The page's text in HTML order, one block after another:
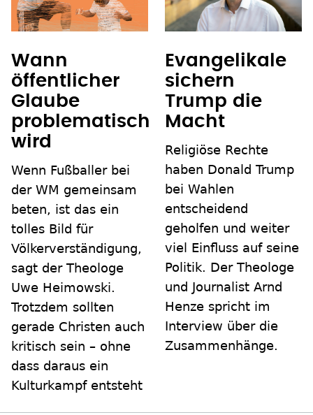
Wann
öffentlicher
Glaube
problematisch
wird
Wenn Fußballer bei
der WM gemeinsam
beten, ist das ein
tolles Bild für
Völkerverständigung,
sagt der Theologe
Uwe Heimowski.
Trotzdem sollten
gerade Christen auch
kritisch sein – ohne
dass daraus ein
Kulturkampf entsteht
Evangelikale
sichern
Trump die
Macht
Religiöse Rechte
haben Donald Trump
bei Wahlen
entscheidend
geholfen und weiter
viel Einfluss auf seine
Politik. Der Theologe
und Journalist Arnd
Henze spricht im
Interview über die
Zusammenhänge.